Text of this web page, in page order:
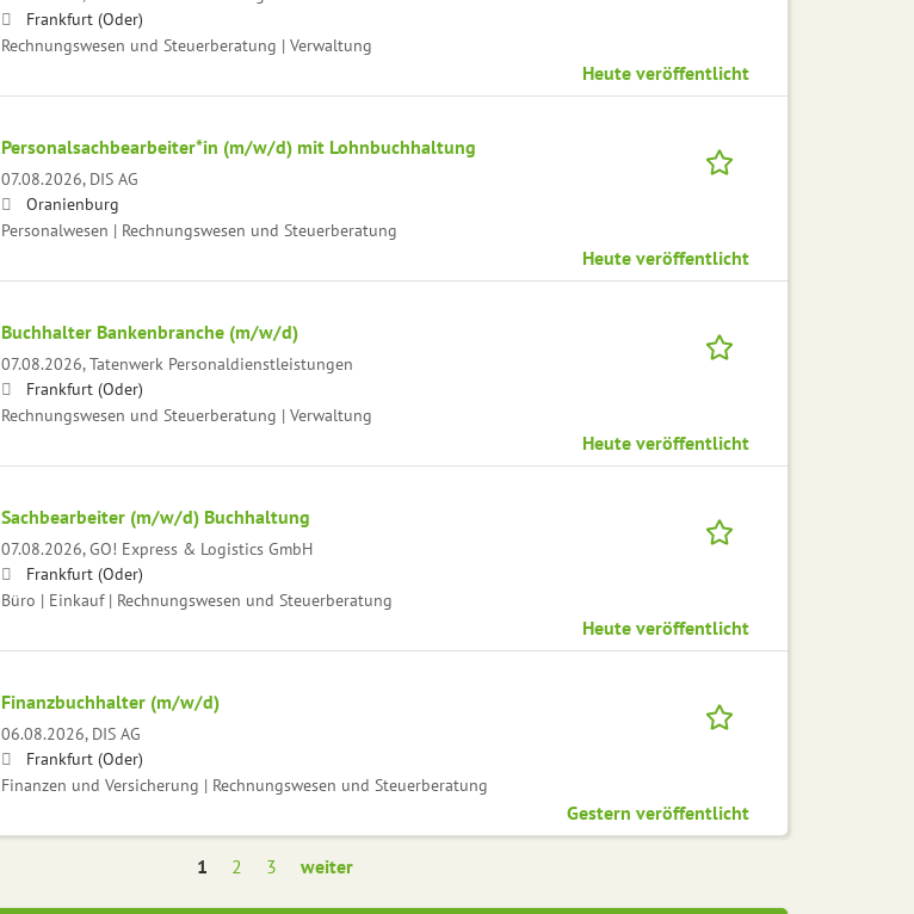
Frankfurt (Oder)
Rechnungswesen und Steuerberatung | Verwaltung
Heute veröffentlicht
Personalsachbearbeiter*in (m/w/d) mit Lohnbuchhaltung
07.08.2026, DIS AG
Oranienburg
Personalwesen | Rechnungswesen und Steuerberatung
Heute veröffentlicht
Buchhalter Bankenbranche (m/w/d)
07.08.2026,Tatenwerk Personaldienstleistungen
Frankfurt (Oder)
Rechnungswesen und Steuerberatung | Verwaltung
Heute veröffentlicht
Sachbearbeiter (m/w/d) Buchhaltung
07.08.2026,GO! Express & Logistics GmbH
Frankfurt (Oder)
Büro | Einkauf | Rechnungswesen und Steuerberatung
Heute veröffentlicht
Finanzbuchhalter (m/w/d)
06.08.2026, DIS AG
Frankfurt (Oder)
Finanzen und Versicherung | Rechnungswesen und Steuerberatung
Gestern veröffentlicht
1 2 3 weiter